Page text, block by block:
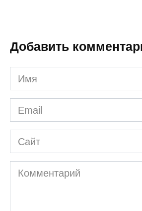
Добавить
Имя
*
Email
*
Сайт
Комментарий